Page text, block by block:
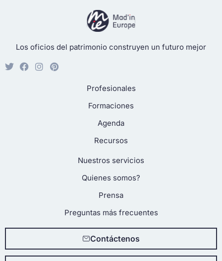
Los oficios del patrimonio construyen un futuro mejor
Profesionales
Formaciones
Agenda
Recursos
Nuestros servicios
Quienes somos?
Prensa
Preguntas más frecuentes
Contáctenos